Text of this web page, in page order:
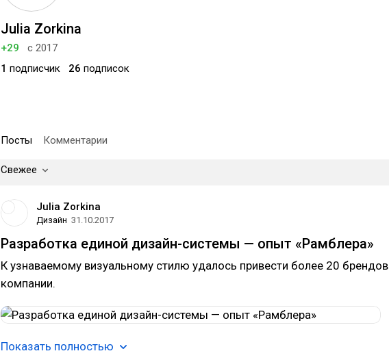
Julia Zorkina
+29
с 2017
1 подписчик 26 подписок
Посты Комментарии
Свежее
Julia Zorkina
Дизайн 31.10.2017
Разработка единой дизайн-системы — опыт «Рамблера»
К узнаваемому визуальному стилю удалось привести более 20 брендов
компании.
Показать полностью